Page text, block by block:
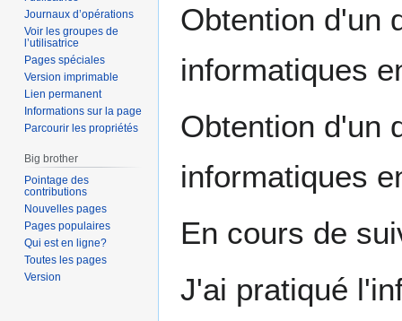
Obtention d'un
informatiques
Obtention d'un
informatiques
En cours de
J'ai pratiqué
Journaux d’opérations
Voir les groupes de
l’utilisatrice
Pages spéciales
Version imprimable
Lien permanent
Informations sur la page
Parcourir les propriétés
Big brother
Pointage des
contributions
Nouvelles pages
Pages populaires
Qui est en ligne?
Toutes les pages
Version